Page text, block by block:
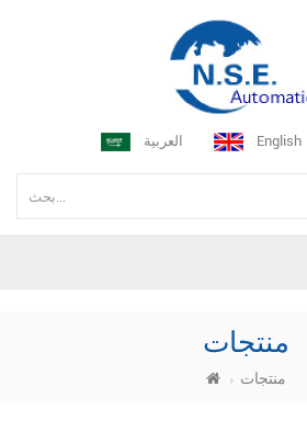
العربية English
منتجات
منتجات